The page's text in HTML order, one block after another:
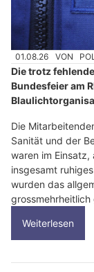
01.08.26 VON
Die trotz
Bundesfeier am
Die
Sanität und der
waren im
insgesamt
wurden das
Weiterlesen